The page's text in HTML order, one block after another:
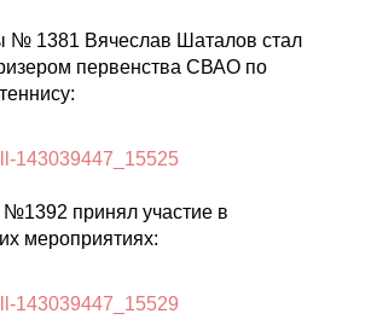
№ 1381 Вячеслав Шаталов стал
первенства СВАО по
143039447_15525
принял участие в
мероприятиях:
143039447_15529